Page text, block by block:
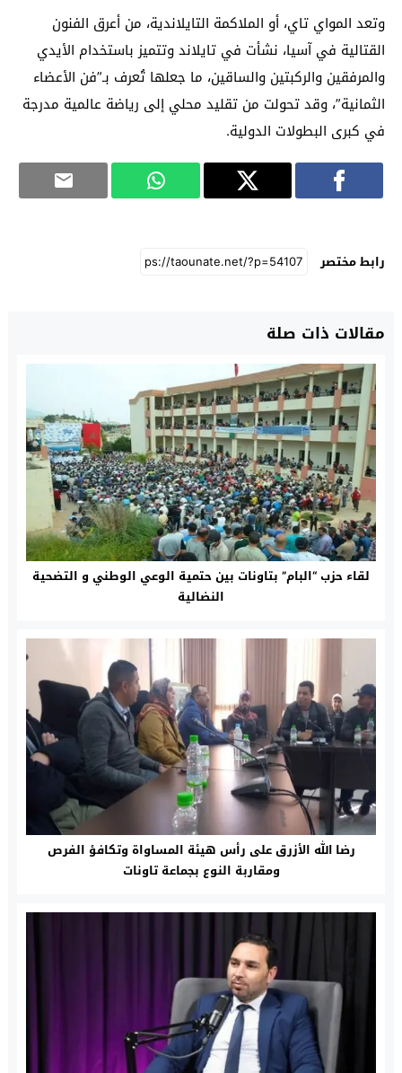
وتعد المواي تاي، أو الملاكمة التايلاندية، من أعرق الفنون
القتالية في آسيا، نشأت في تايلاند وتتميز باستخدام الأيدي
والمرفقين والركبتين والساقين، ما جعلها تُعرف بـ”فن الأعضاء
الثمانية”، وقد تحولت من تقليد محلي إلى رياضة عالمية مدرجة
في كبرى البطولات الدولية.
رابط مختصر
مقالات ذات صلة
لقاء حزب “البام” بتاونات بين حتمية الوعي الوطني و التضحية
النضالية
رضا الله الأزرق على رأس هيئة المساواة وتكافؤ الفرص
ومقاربة النوع بجماعة تاونات